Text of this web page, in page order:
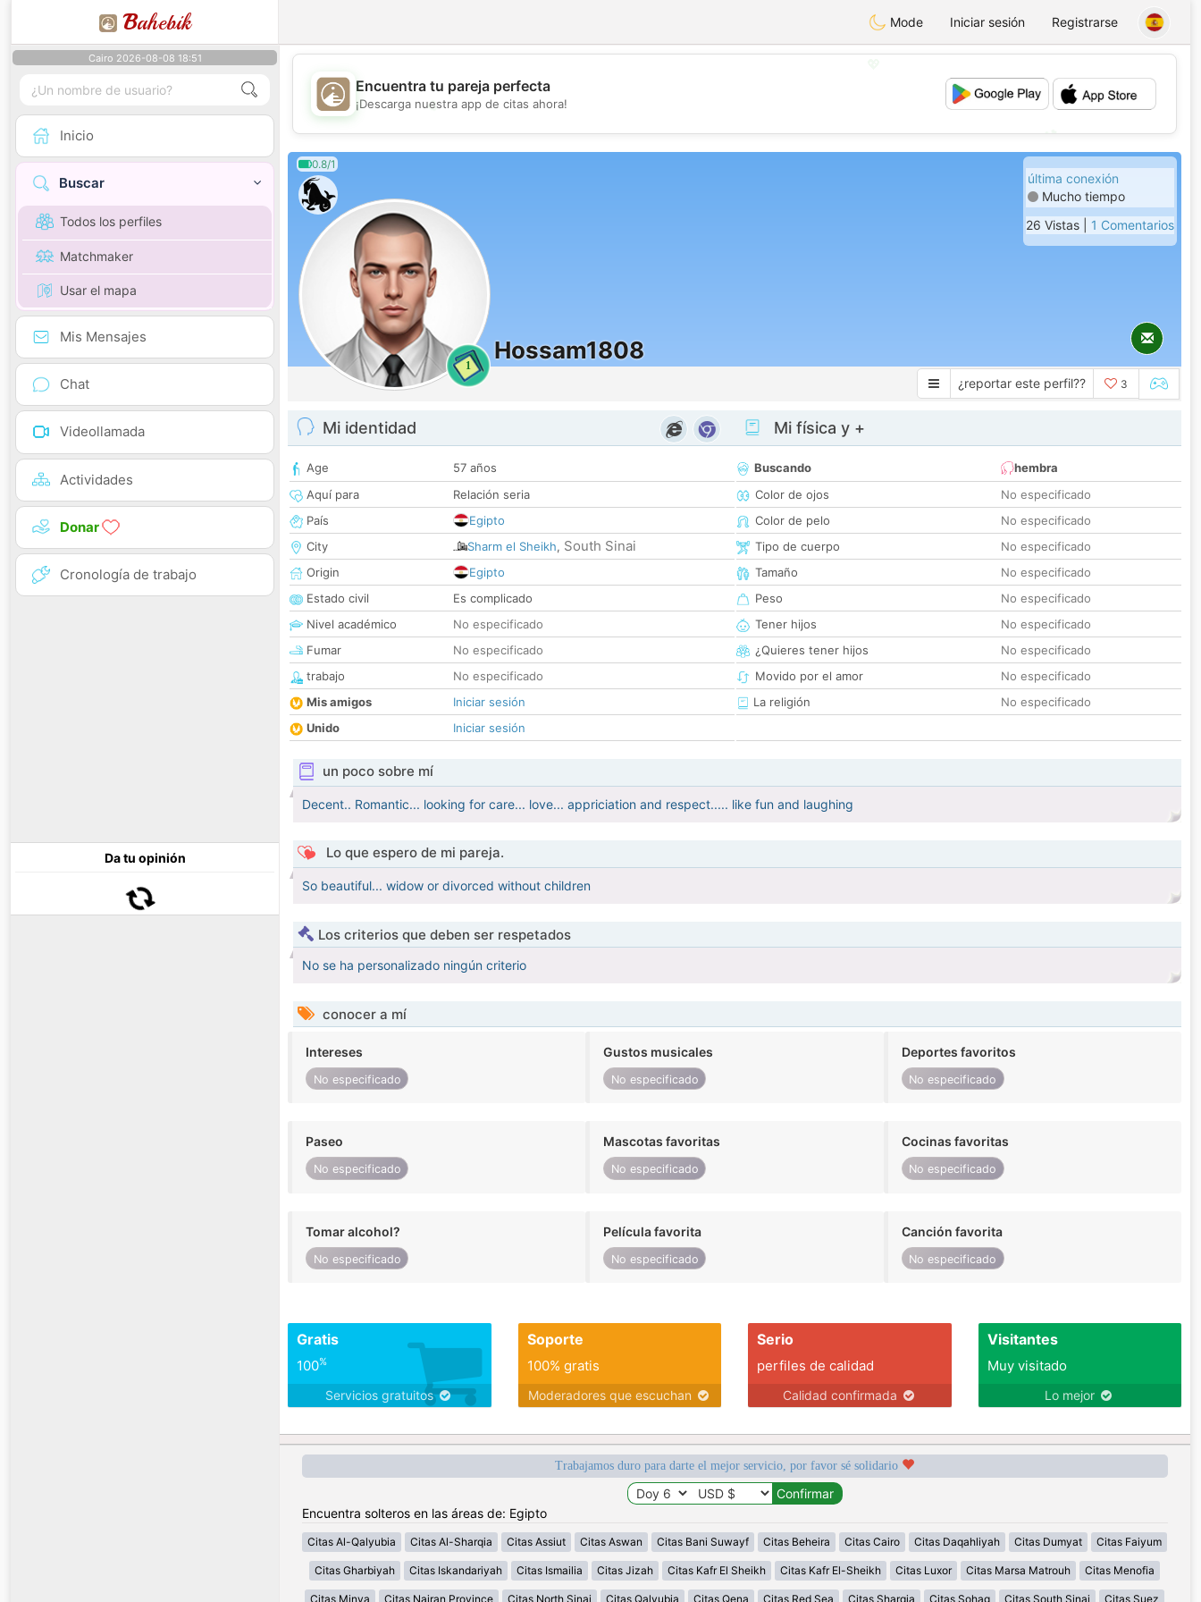
Bahebik Mode Iniciar sesión Registrarse
Cairo 2026-08-08 18:51
Inicio
Buscar
Todos los perfiles
Matchmaker
Usar el mapa
Mis Mensajes
Chat
Videollamada
Actividades
Donar
Cronología de trabajo
Da tu opinión
💖
💕
Encuentra tu pareja perfecta
¡Descarga nuestra app de citas ahora!
0.8/1
1
Hossam1808
última conexión
Mucho tiempo
26 Vistas | 1 Comentarios
¿reportar este perfil?? 3
Mi identidad
Age
57 años
Aquí para
Relación seria
País
Egipto
City
Sharm el Sheikh, South Sinai
Origin
Egipto
Estado civil
Es complicado
Nivel académico
No especificado
Fumar
No especificado
trabajo
No especificado
Mis amigos
Iniciar sesión
Unido
Iniciar sesión
Mi física y +
Buscando
hembra
Color de ojos
No especificado
Color de pelo
No especificado
Tipo de cuerpo
No especificado
Tamaño
No especificado
Peso
No especificado
Tener hijos
No especificado
¿Quieres tener hijos
No especificado
Movido por el amor
No especificado
La religión
No especificado
un poco sobre mí
Decent.. Romantic... looking for care... love... appriciation and respect..... like fun and laughing
Lo que espero de mi pareja.
So beautiful... widow or divorced without children
Los criterios que deben ser respetados
No se ha personalizado ningún criterio
conocer a mí
Intereses
No especificado
Gustos musicales
No especificado
Deportes favoritos
No especificado
Paseo
No especificado
Mascotas favoritas
No especificado
Cocinas favoritas
No especificado
Tomar alcohol?
No especificado
Película favorita
No especificado
Canción favorita
No especificado
Gratis
100%
Servicios gratuitos
Soporte
100% gratis
Moderadores que escuchan
Serio
perfiles de calidad
Calidad confirmada
Visitantes
Muy visitado
Lo mejor
Trabajamos duro para darte el mejor servicio, por favor sé solidario
Encuentra solteros en las áreas de: Egipto
Citas Al-Qalyubia Citas Al-Sharqia Citas Assiut Citas Aswan Citas Bani Suwayf Citas Beheira Citas Cairo Citas Daqahliyah Citas Dumyat Citas Faiyum
Citas Gharbiyah Citas Iskandariyah Citas Ismailia Citas Jizah Citas Kafr El Sheikh Citas Kafr El-Sheikh Citas Luxor Citas Marsa Matrouh Citas Menofia
Citas Minya Citas Najran Province Citas North Sinai Citas Qalyubia Citas Qena Citas Red Sea Citas Sharqia Citas Sohag Citas South Sinai Citas Suez